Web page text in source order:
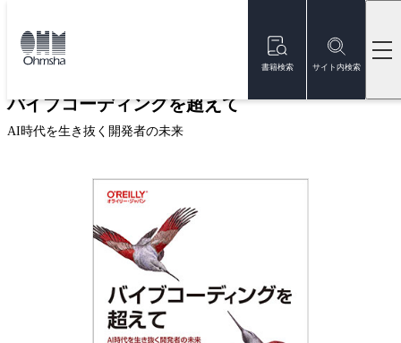
書籍検索 サイト内検索
トップ
バイブコーディングを超えて
AI時代を生き抜く開発者の未来